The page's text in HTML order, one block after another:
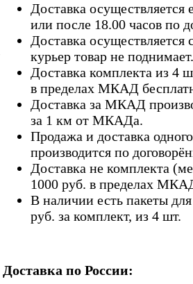
Доставка осуществляется
или после 18.00 часов по
Доставка осуществляется
курьер товар не поднимает.
Доставка комплекта из 4
в пределах МКАД
Доставка за МКАД
за 1 км от МКАДа.
Продажа и доставка
производится по
Доставка не комплекта
1000 руб. в пределах
В наличии есть пакеты
руб. за комплект, из 4 шт.
Доставка по России: